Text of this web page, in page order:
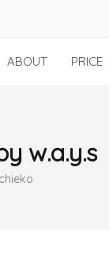
ABOUT PRICE
w.a.y.s
chieko